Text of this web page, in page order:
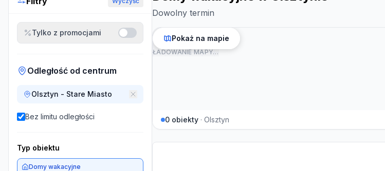
Tylko z promocjami
Odległość od centrum
Olsztyn - Stare Miasto
Bez limitu odległości
Typ obiektu
Domy wakacyjne
Dowolny termin
ŁADOWANIE MAPY…
Pokaż na mapie
0 obiekty · Olsztyn